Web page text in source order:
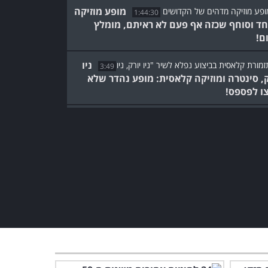
1:44:30
מופע מוזיקה
וסוחף שכזה אף פעם לא ראיתם, מומלץ
3:49
ניו
סינטרה ומוזיקה קלאסית: מופע נהדר שלא
לפספס!
ומומלץ של המנצח האהוב